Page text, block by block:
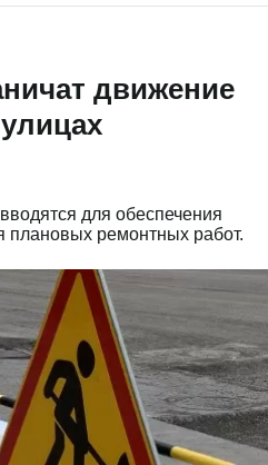
движение
для обеспечения
плановых ремонтных работ.